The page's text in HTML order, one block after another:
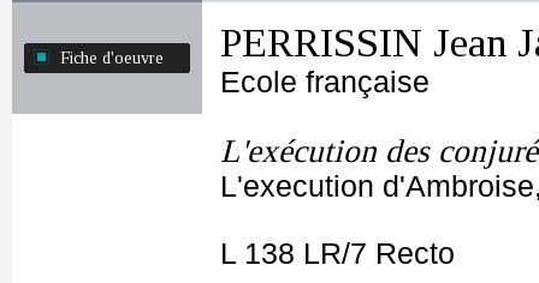
Fiche d'oeuvre PERRISSIN Jean
Ecole française
L'exécution des
L'execution
L 138 LR/7 Recto